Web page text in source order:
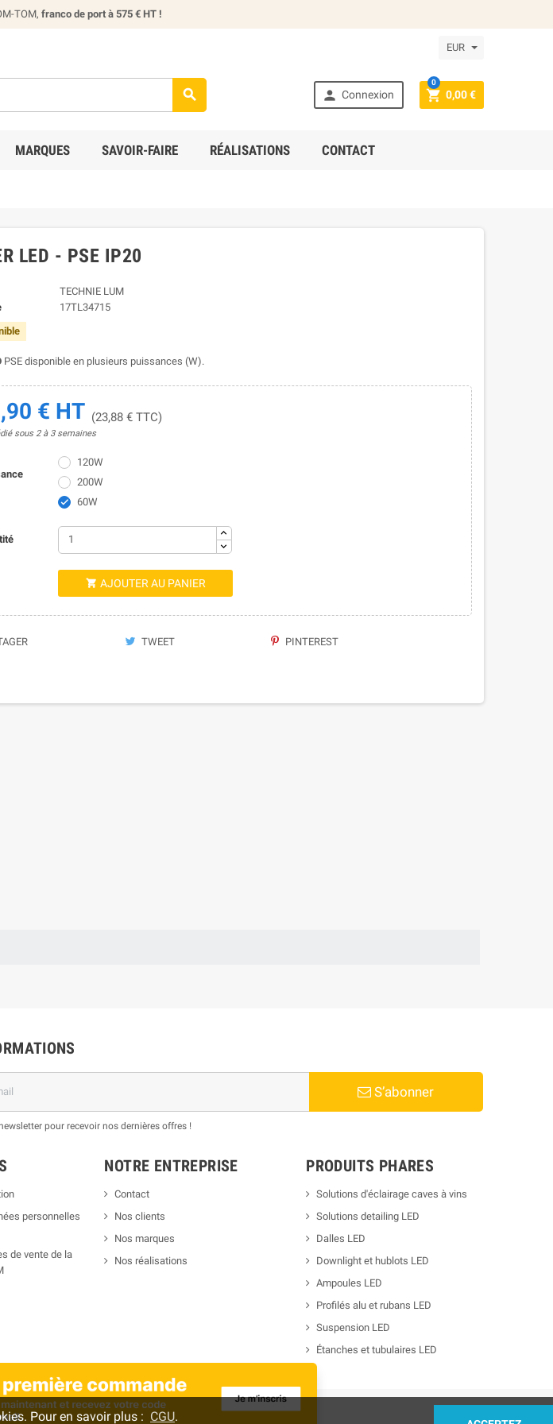
TOM, franco de port à 575 € HT !
EUR
  Connexion  0,00 €
0
MARQUES SAVOIR-FAIRE RÉALISATIONS CONTACT
LED - PSE IP20
TECHNIE LUM
17TL34715
PSE disponible en plusieurs puissances (W).
€ HT (23,88 € TTC)
sous 2 à 3 semaines
120W
200W
 60W
 AJOUTER AU PANIER
TWEET PINTEREST
S’abonner
pour recevoir nos dernières offres !
personnelles
de vente de la
NOTRE ENTREPRISE
Contact
Nos clients
Nos marques
Nos réalisations
PRODUITS PHARES
Solutions d'éclairage caves à vins
Solutions detailing LED
Dalles LED
Downlight et hublots LED
Ampoules LED
Profilés alu et rubans LED
Suspension LED
Étanches et tubulaires LED
Pour en savoir plus : CGU.